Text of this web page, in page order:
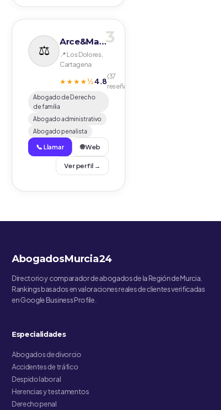
3
Arce&Martinez Millennials Abogados
📍 Los Dolores,
Cartagena
★★★★½4.8(37
reseñas)
Abogado de Derecho
de familia
Abogado administrativo
Abogado penalista
📞 Llamar 🌐 Web
Ver perfil →
AbogadosMurcia24
Directorio y comparador de abogados de la Región de Murcia.
Rankings basados en valoraciones reales de clientes verificadas
en Google Business Profile.
Especialidades
Abogados de divorcio
Accidentes de tráfico
Despido laboral
Herencias y testamentos
Derecho penal